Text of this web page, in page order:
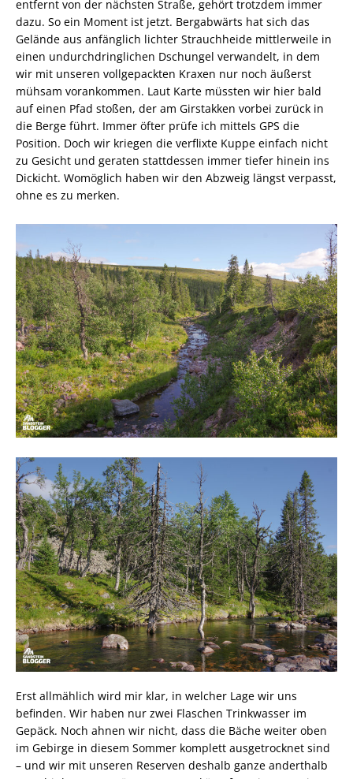
Erst allmählich wird mir klar, in welcher Lage wir uns
befinden. Wir haben nur zwei Flaschen Trinkwasser im
Gepäck. Noch ahnen wir nicht, dass die Bäche weiter oben
im Gebirge in diesem Sommer komplett ausgetrocknet sind
– und wir mit unseren Reserven deshalb ganze anderthalb
Tage hinkommen müssen. Vorerst kämpfen wir uns weiter
schweißtreibend Meter für Meter durch den Busch. Und
unsere Wasservorräte gehen zügig zur Neige.
Tourismusbranche ist das Wort längst zum Synonym für
jedes urig-grüne Stück Restlandschaft geworden. Es gibt die
Wildnis vermeintlich an der Müritz noch genauso wie im
Allgäu, in Südfrankreich oder Montenegro. In nahezu jedem
wirtschaftlich lukrativen Winkel der Welt. Heute führen
zumeist bequeme, gut ausgebaute Wege hinein und hinaus
– und zwischendurch gerne auch mal an einer Gasthaustür
vorbei. Bis man ihr tatsächlich begegnet und merkt, was sie
bedeutet: Gefahr!
Man könnte in so einer Gegend zum Beispiel völlig
unbemerkt und unpoetisch dehydrieren, bis der Kreislauf
schlapp macht. Sich die Beine brechen. Von einem Ast
Das Funknetz ist nur lückenhaft. Der nächste Wanderer
würde einen womöglich erst übernächsten Sommer finden.
Wenn überhaupt.